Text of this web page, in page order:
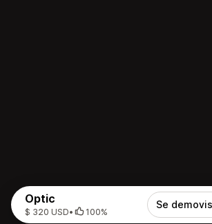
Optic
$ 320 USD• 100%
Se